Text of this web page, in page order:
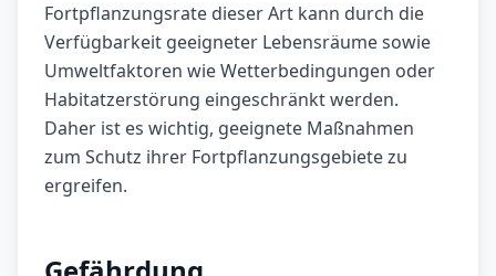
Fortpflanzungsrate dieser Art kann durch die
Verfügbarkeit geeigneter Lebensräume sowie
Umweltfaktoren wie Wetterbedingungen oder
Habitatzerstörung eingeschränkt werden.
Daher ist es wichtig, geeignete Maßnahmen
zum Schutz ihrer Fortpflanzungsgebiete zu
ergreifen.